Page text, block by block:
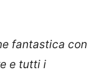
fantastica con
e tutti i